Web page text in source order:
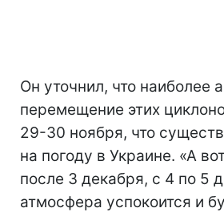
Он уточнил, что наиболее
перемещение этих
29-30 ноября, что
на погоду в Украине. «А
после 3 декабря, с 4 по 5
атмосфера успокоится и